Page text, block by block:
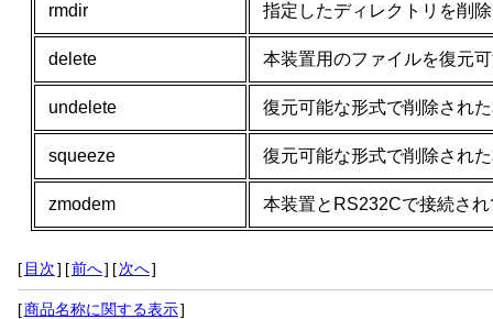
rmdir 指定したディレクトリを削
delete 本装置用のファイルを復元
undelete 復元可能な形式で削除され
squeeze 復元可能な形式で削除され
zmodem 本装置とRS232Cで接続さ
[ 目次] [前へ] [次へ]
[商品名称に関する表示]